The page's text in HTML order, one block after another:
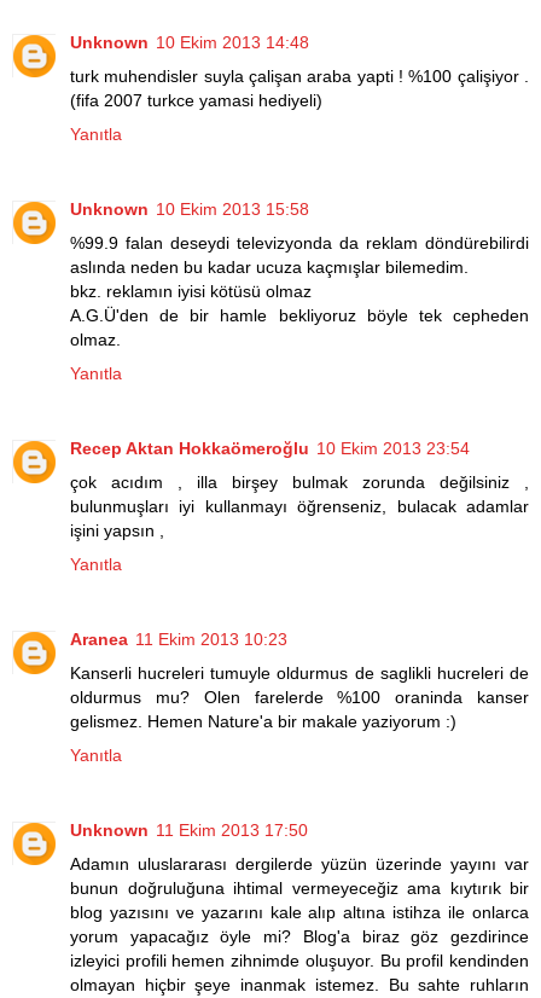
Unknown 10 Ekim 2013 14:48
turk muhendisler suyla çalişan araba yapti ! %100 çalişiyor .
(fifa 2007 turkce yamasi hediyeli)
Yanıtla
Unknown 10 Ekim 2013 15:58
%99.9 falan deseydi televizyonda da reklam döndürebilirdi
aslında neden bu kadar ucuza kaçmışlar bilemedim.
bkz. reklamın iyisi kötüsü olmaz
A.G.Ü'den de bir hamle bekliyoruz böyle tek cepheden
olmaz.
Yanıtla
Recep Aktan Hokkaömeroğlu 10 Ekim 2013 23:54
çok acıdım , illa birşey bulmak zorunda değilsiniz ,
bulunmuşları iyi kullanmayı öğrenseniz, bulacak adamlar
işini yapsın ,
Yanıtla
Aranea 11 Ekim 2013 10:23
Kanserli hucreleri tumuyle oldurmus de saglikli hucreleri de
oldurmus mu? Olen farelerde %100 oraninda kanser
gelismez. Hemen Nature'a bir makale yaziyorum :)
Yanıtla
Unknown 11 Ekim 2013 17:50
Adamın uluslararası dergilerde yüzün üzerinde yayını var
bunun doğruluğuna ihtimal vermeyeceğiz ama kıytırık bir
blog yazısını ve yazarını kale alıp altına istihza ile onlarca
yorum yapacağız öyle mi? Blog'a biraz göz gezdirince
izleyici profili hemen zihnimde oluşuyor. Bu profil kendinden
olmayan hiçbir şeye inanmak istemez. Bu sahte ruhların